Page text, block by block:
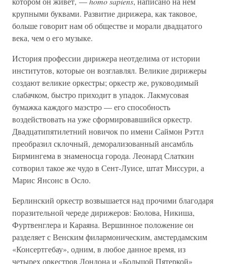
крупными буквами. Развитие дирижера, как таковое,
больше говорит нам об обществе и морали двадцатого
века, чем о его музыке.
История профессии дирижера неотделима от истории
институтов, которые он возглавлял. Великие дирижеры
создают великие оркестры; оркестр же, руководимый
слабачком, быстро приходит в упадок. Лакмусовая
бумажка каждого маэстро — его способность
воздействовать на уже сформировавшийся оркестр.
Двадцатипятилетний новичок по имени Саймон Рэттл
преобразил склочный, деморализованный ансамбль
Бирмингема в знаменосца города. Леонард Слаткин
сотворил такое же чудо в Сент-Луисе, штат Миссури, а
Марис Янсонс в Осло.
Берлинский оркестр возвышается над прочими благодаря
поразительной череде дирижеров: Бюлова, Никиша,
Фуртвенглера и Караяна. Вершинное положение он
разделяет с Венским филармоническим, амстердамским
«Консертгебау», одним, в любое данное время, из
четырех оркестров Лондона и «Большой Пятеркой»